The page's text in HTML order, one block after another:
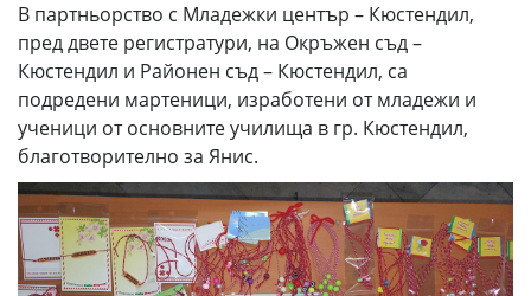
В партньорство с Младежки център – Кюстендил,
пред двете регистратури, на Окръжен съд –
Кюстендил и Районен съд – Кюстендил, са
подредени мартеници, изработени от младежи и
ученици от основните училища в гр. Кюстендил,
благотворително за Янис.